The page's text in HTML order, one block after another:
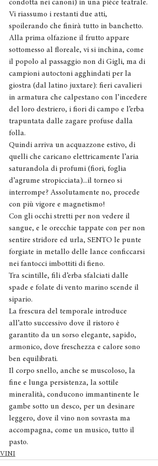
condotta nei canoni) in una pièce teatrale.
Vi riassumo i restanti due atti,
spoilerando che finirà tutto in banchetto.
Alla prima olfazione il frutto appare
sottomesso al floreale, vi si inchina, come
il popolo al passaggio non di Gigli, ma di
campioni autoctoni agghindati per la
giostra (dal latino juxtare): fieri cavalieri
in armatura che calpestano con l’incedere
del loro destriero, i fiori di campo e l’erba
trapuntata dalle zagare profuse dalla
folla.
Quindi arriva un acquazzone estivo, di
quelli che caricano elettricamente l’aria
saturandola di profumi (fiori, foglia
d’agrume stropicciata)...il torneo si
interrompe? Assolutamente no, procede
con più vigore e magnetismo!
Con gli occhi stretti per non vedere il
sangue, e le orecchie tappate con per non
sentire stridore ed urla, SENTO le punte
forgiate in metallo delle lance conficcarsi
nei fantocci imbottiti di fieno.
Tra scintille, fili d’erba sfalciati dalle
spade e folate di vento marino scende il
sipario.
La frescura del temporale introduce
all’atto successivo dove il ristoro è
garantito da un sorso elegante, sapido,
armonico, dove freschezza e calore sono
ben equilibrati.
Il corpo snello, anche se muscoloso, la
fine e lunga persistenza, la sottile
mineralità, conducono immantinente le
gambe sotto un desco, per un desinare
leggero, dove il vino non sovrasta ma
accompagna, come un musico, tutto il
pasto.
VINI